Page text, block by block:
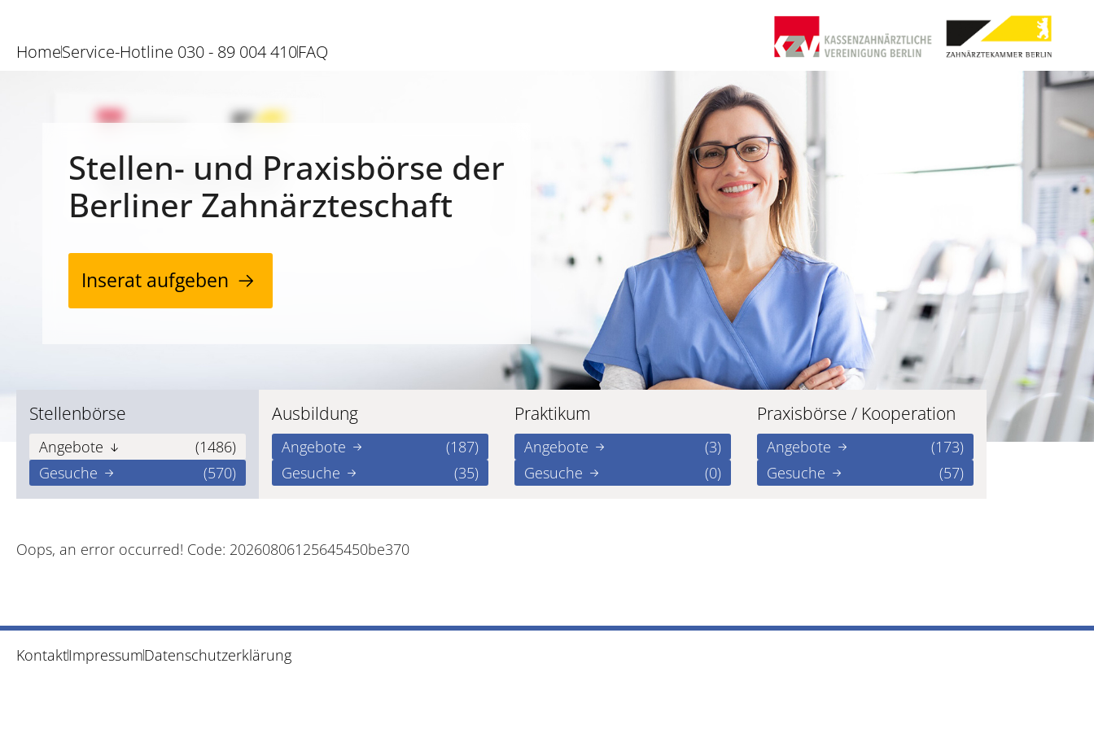
HomeService-Hotline 030 - 89 004 410FAQ
Stellen- und Praxisbörse der
Berliner Zahnärzteschaft
Inserat aufgeben
Stellenbörse
Angebote
(1486)
Gesuche
(570)
Ausbildung
Angebote
(187)
Gesuche
(35)
Praktikum
Angebote
(3)
Gesuche
(0)
Praxisbörse / Kooperation
Angebote
(173)
Gesuche
(57)
Oops, an error occurred! Code: 20260806125645450be370
KontaktImpressumDatenschutzerklärung